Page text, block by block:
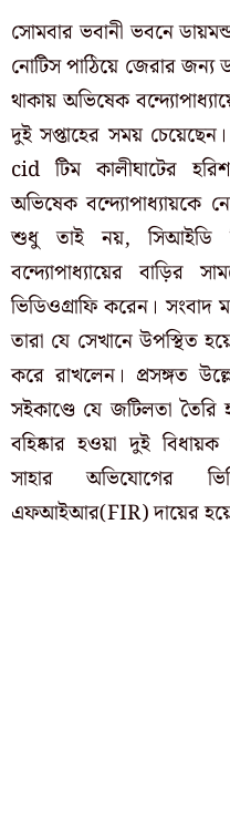
সোমবার ভবানী ভবনে
নোটিস পাঠিয়ে জেরার জন্য
থাকায় অভিষেক
দুই সপ্তাহের সময়
cid টিম কালীঘাটের হরিশ
অভিষেক বন্দ্যোপাধ্যায়কে
শুধু তাই নয়, সিআইডি
বন্দ্যোপাধ্যায়ের বাড়ির
ভিডিওগ্রাফি করেন। সংবাদ
তারা যে সেখানে উপস্থিত
করে রাখলেন। প্রসঙ্গত
সইকাণ্ডে যে জটিলতা
বহিষ্কার হওয়া দুই
সাহার অভিযোগের
এফআইআর(FIR) দায়ের